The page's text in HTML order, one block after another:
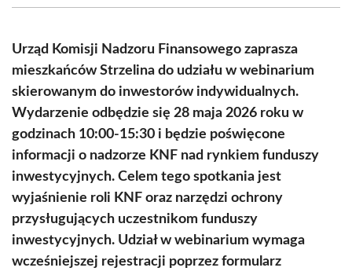
(Twitter)
Urząd Komisji Nadzoru Finansowego zaprasza
mieszkańców Strzelina do udziału w webinarium
skierowanym do inwestorów indywidualnych.
Wydarzenie odbędzie się 28 maja 2026 roku w
godzinach 10:00-15:30 i będzie poświęcone
informacji o nadzorze KNF nad rynkiem funduszy
inwestycyjnych. Celem tego spotkania jest
wyjaśnienie roli KNF oraz narzędzi ochrony
przysługujących uczestnikom funduszy
inwestycyjnych. Udział w webinarium wymaga
wcześniejszej rejestracji poprzez formularz